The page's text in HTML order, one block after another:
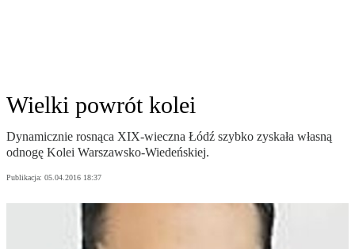
Wielki powrót kolei
Dynamicznie rosnąca XIX-wieczna Łódź szybko zyskała własną
odnogę Kolei Warszawsko-Wiedeńskiej.
Publikacja: 05.04.2016 18:37